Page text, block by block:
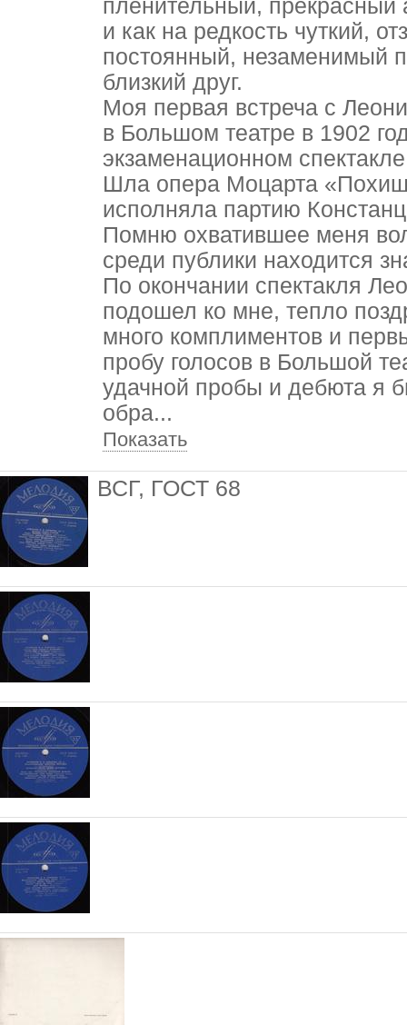
пленительный, прекрасный
и как на редкость чуткий,
постоянный, незаменимый
близкий друг.
Моя первая встреча с
в Большом театре в 1902
экзаменационном
Шла опера Моцарта
исполняла партию
Помню охватившее меня
среди публики находится
По окончании спектакля
подошел ко мне, тепло
много комплиментов и
пробу голосов в Большой
удачной пробы и дебюта я
обра...
Показать
ВСГ, ГОСТ 68